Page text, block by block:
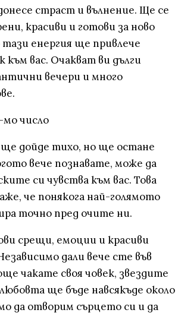
страст и вълнение. Ще се
красиви и готови за ново
енергия ще привлече
към вас. Очакват ви дълги
вечери и много
число
ще дойде тихо, но ще остане
вече познавате, може да
си чувства към вас. Това
че понякога най-голямото
точно пред очите ни.
срещи, емоции и красиви
дали вече сте във
чакате своя човек, звездите
ще бъде навсякъде около
да отворим сърцето си и да